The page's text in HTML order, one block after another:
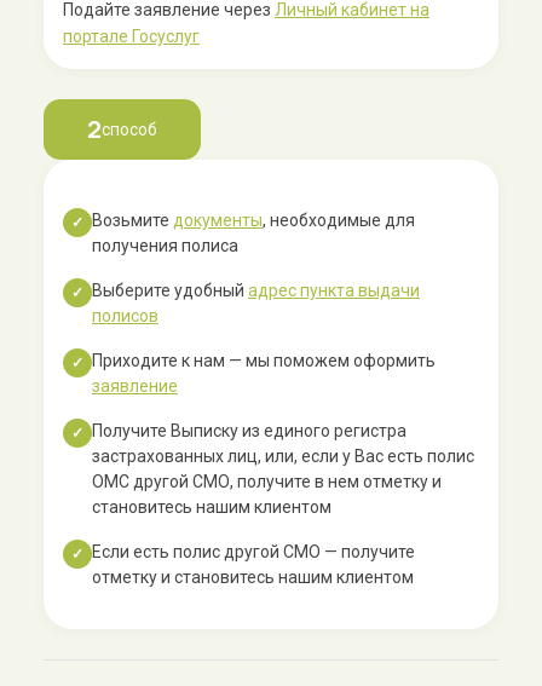
Подайте заявление через Личный кабинет на
портале Госуслуг
2способ
✓ Возьмите документы, необходимые для
получения полиса
✓ Выберите удобный адрес пункта выдачи
полисов
✓
Приходите к нам — мы поможем оформить
заявление
✓
Получите Выписку из единого регистра
застрахованных лиц, или, если у Вас есть полис
ОМС другой СМО, получите в нем отметку и
становитесь нашим клиентом
✓
Если есть полис другой СМО — получите
отметку и становитесь нашим клиентом